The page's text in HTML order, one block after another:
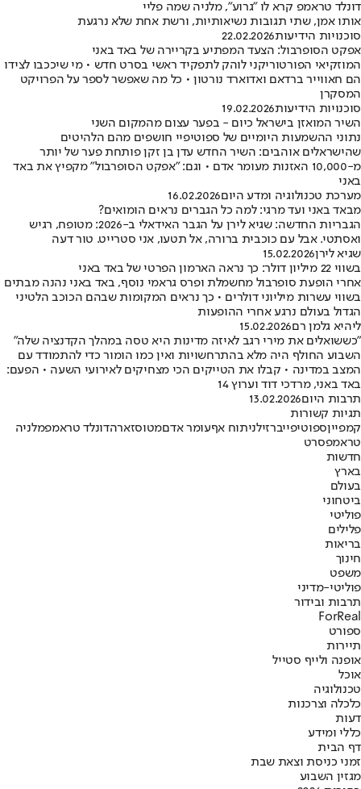
דונלד טראמפ קרא לו "גרוע", מלניה שמה פליי
אותו אמן, שתי תגובות נשיאותיות, ורשת אחת שלא נרגעת
סוכנויות הידיעות22.02.2026
אפקט הסופרבול: הצעד המפתיע בקריירה של באד באני
המוזקיאי הפורטוריקני לוהק לתפקיד ראשי בסרט חדש • מי שיככבו לצידו
הם חאווייר ברדאם ואדוארד נורטון • כל מה שאפשר לספר על הפרויקט
המסקרן
סוכנויות הידיעות19.02.2026
השיר המואזן בישראל כיום - בפער עצום מהמקום השני
נתוני ההשמעות היומיים של ספוטיפיי חושפים מהם הלהיטים
שהישראלים אוהבים: השיר החדש עדן בן זקן פותחת פער של יותר
מ-10,000 האזנות מעומר אדם • וגם: "אפקט הסופרבול" מקפיץ את באד
באני
מערכת טכנולוגיה ומדע היום16.02.2026
מבאד באני ועד מרגי: למה כל הגברים נראים הומואים?
הגבריות החדשה: שגיא לירן על הגבר האידאלי ב-2026: מטופח, רגיש
ואסתטי. אבל עם כוכבית ברורה, אל תטעו, אני סטרייט. טור דעה
שגיא לירן15.02.2026
בשווי 22 מיליון דולר: כך נראה הארמון הפרטי של באד באני
אחרי הופעת סופרבול מחשמלת ופרס גראמי נוסף, באד באני נהנה מבתים
בשווי עשרות מיליוני דולרים • כך נראים המקומות שבהם הכוכב הלטיני
הגדול בעולם נרגע אחרי ההופעות
ליהיא גלמן רם15.02.2026
"כששואלים את מירי רגב לאיזה מדינות היא טסה במהלך הקדנציה שלה"
השבוע החולף היה מלא בהתרחשויות ואין כמו הומור כדי להתמודד עם
המצב במדינה • קבלו את הטייקים הכי מצחיקים לאירועי השעה • הפעם:
באד באני, מרדכי דוד וערוץ 14
תרבות היום13.02.2026
תגיות קשורות
קמפייןספוטיפייברזילניתוח אףעומר אדםמטוסזארהדונלד טראמפמלניה
טראמפסרט
חדשות
בארץ
בעולם
ביטחוני
פוליטי
פלילים
בריאות
חינוך
משפט
פוליטי-מדיני
תרבות ובידור
ForReal
ספורט
תיירות
אופנה ולייף סטייל
אוכל
טכנולוגיה
כלכלה וצרכנות
דעות
כללי ומידע
דף הבית
זמני כניסת וצאת שבת
מגזין השבוע